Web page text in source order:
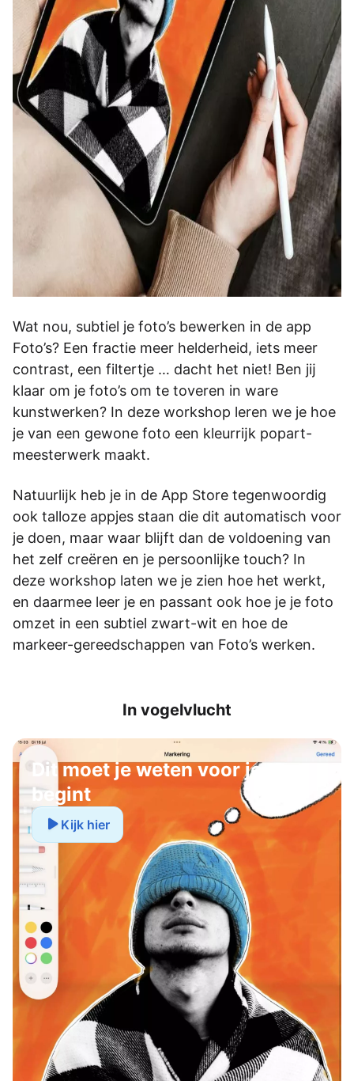
Wat nou, subtiel je foto’s bewerken in de app
Foto’s? Een fractie meer helderheid, iets meer
contrast, een filtertje … dacht het niet! Ben jĳ
klaar om je foto’s om te toveren in ware
kunstwerken? In deze workshop leren we je hoe
je van een gewone foto een kleurrĳk popart-
meesterwerk maakt.
Natuurlĳk heb je in de App Store tegenwoordig
ook talloze appjes staan die dit automatisch voor
je doen, maar waar blĳft dan de voldoening van
het zelf creëren en je persoonlĳke touch? In
deze workshop laten we je zien hoe het werkt,
en daarmee leer je en passant ook hoe je je foto
omzet in een subtiel zwart-wit en hoe de
markeer-gereedschappen van Foto’s werken.
In vogelvlucht
Dit moet je weten voor je
begint
Kijk hier